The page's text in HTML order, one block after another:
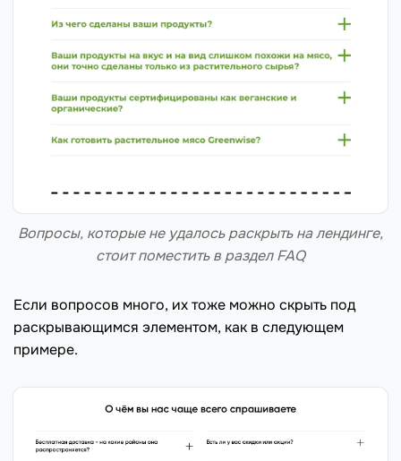
Вопросы, которые не удалось раскрыть на лендинге,
стоит поместить в раздел FAQ
Если вопросов много, их тоже можно скрыть под
раскрывающимся элементом, как в следующем
примере.